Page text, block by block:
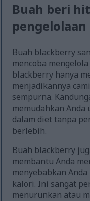
Buah beri
Buah blackberry
mencoba
blackberry hanya
menjadikannya
sempurna.
memudahkan
dalam diet tanpa
berlebih.
Buah blackberry
membantu Anda
menyebabkan
kalori. Ini sangat
menurunkan atau